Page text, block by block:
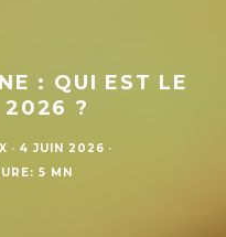
: QUI EST LE
2026 ?
· 4 JUIN 2026 ·
5 MN